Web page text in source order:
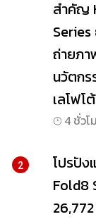
สำคัญ
Series
ถ่ายภา
นวัตกร
เลโฟโ
4 ชั่วโ
2
โปรปัง
Fold8